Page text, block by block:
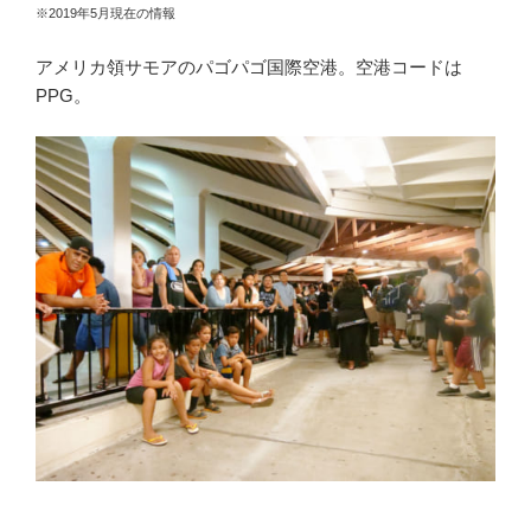
※2019年5月現在の情報
アメリカ領サモアのパゴパゴ国際空港。空港コードは
PPG。